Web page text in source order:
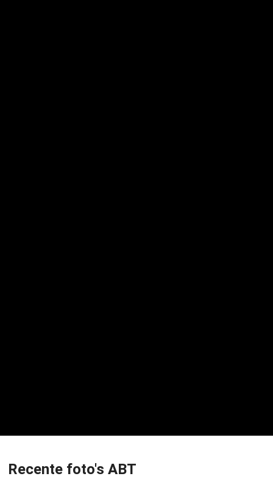
Recente foto's ABT